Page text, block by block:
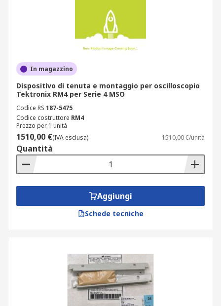
In magazzino
Dispositivo di tenuta e montaggio per oscilloscopio
Tektronix RM4 per Serie 4 MSO
Codice RS 187-5475
Codice costruttore RM4
Prezzo per 1 unità
1510,00 €(IVA esclusa) 1510,00 €/unità
Quantità
Aggiungi
Schede tecniche